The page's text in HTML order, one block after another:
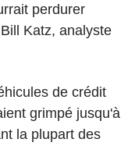
perdurer
Katz, analyste
de crédit
grimpé jusqu'à
la plupart des